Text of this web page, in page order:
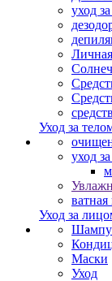
уход
Уход за
уход
Уход за
Маски
Уход